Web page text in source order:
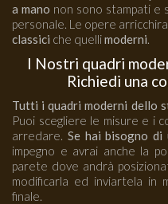
a mano non sono stampati
personale. Le opere
classici che quellimoderni.
I Nostri quadri
Richiedi una
Tutti i quadri moderni dello
Puoi scegliere le misure e i
arredare. Se hai bisogno di
impegno e avrai anche la
parete dove andrà
modificarla ed inviartela
finale.